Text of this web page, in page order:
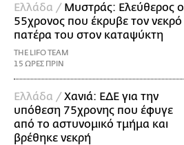
Ελλάδα / Μυστράς: Ελεύθερος ο
55χρονος που έκρυβε τον νεκρό
πατέρα του στον καταψύκτη
THE LIFO TEAM
15 ΩΡΕΣ ΠΡΙΝ
Ελλάδα /Χανιά: ΕΔΕ για την
υπόθεση 75χρονης που έφυγε
από το αστυνομικό τμήμα και
βρέθηκε νεκρή